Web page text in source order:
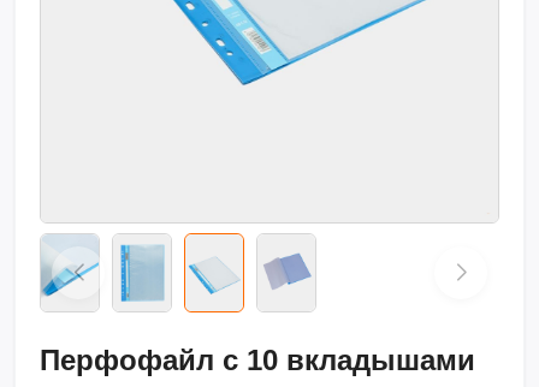
Перфофайл с 10 вкладышами